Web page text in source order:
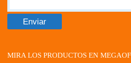
MIRA LOS PRODUCTOS EN